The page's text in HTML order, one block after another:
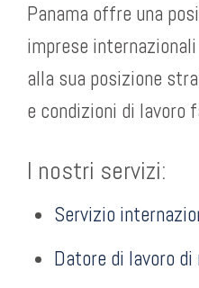
Panama offre una
imprese
alla sua posizione
e condizioni di lavoro
I nostri servizi:
Servizio
Datore di lavoro